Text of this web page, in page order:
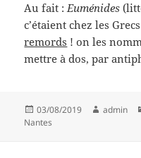
Au fait :Euménides
c’étaient chez les
remords ! on les
mettre à dos, par
Posted
on
03/08/2019 Author
admin
Nantes